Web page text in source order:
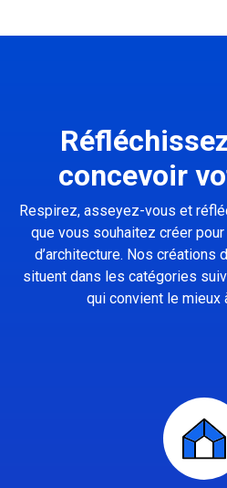
concevoir
Respirez, asseyez-vous et
que vous souhaitez créer
d’architecture. Nos créations
situent dans les catégories
qui convient le mieux